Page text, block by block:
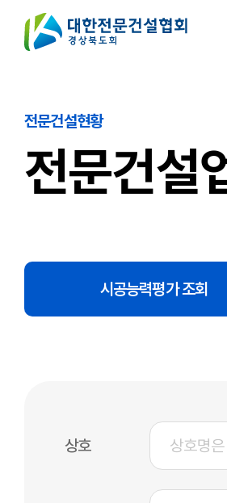
전문건설현황
전문건설
시공능력평가 조회
상호